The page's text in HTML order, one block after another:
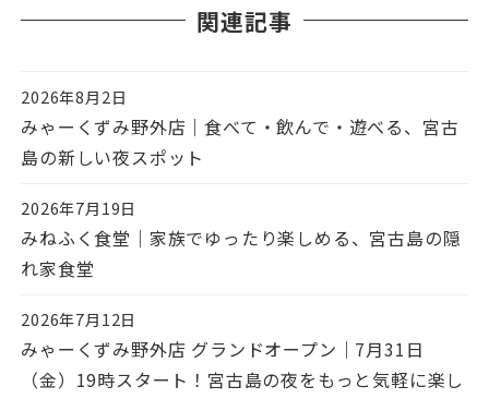
関連記事
投稿日
2026年8月2日
みゃーくずみ野外店｜食べて・飲んで・遊べる、宮古
島の新しい夜スポット
投稿日
2026年7月19日
みねふく食堂｜家族でゆったり楽しめる、宮古島の隠
れ家食堂
投稿日
2026年7月12日
みゃーくずみ野外店 グランドオープン｜7月31日
（金）19時スタート！宮古島の夜をもっと気軽に楽し